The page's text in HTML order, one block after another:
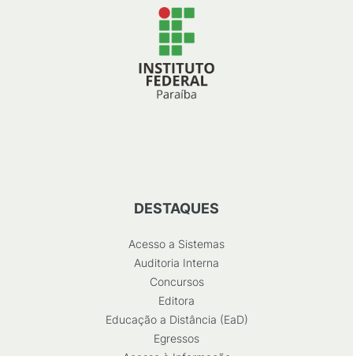
DESTAQUES
Acesso a Sistemas
Auditoria Interna
Concursos
Editora
Educação a Distância (EaD)
Egressos